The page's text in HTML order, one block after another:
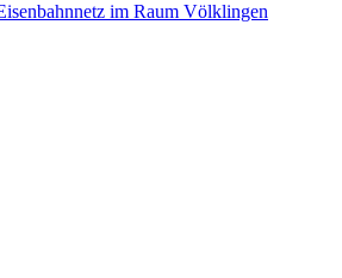
im Raum Völklingen